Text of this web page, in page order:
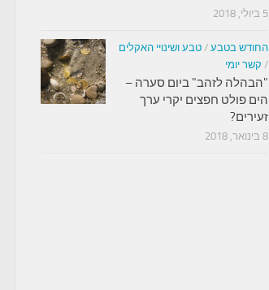
5 ביולי, 2018
החודש בטבע / טבע ושינויי האקלים
/ קשר יומי
"הבהלה לזהב" ביום סערה –
הים פולט חפצים יקרי ערך
זעירים?
8 בינואר, 2018